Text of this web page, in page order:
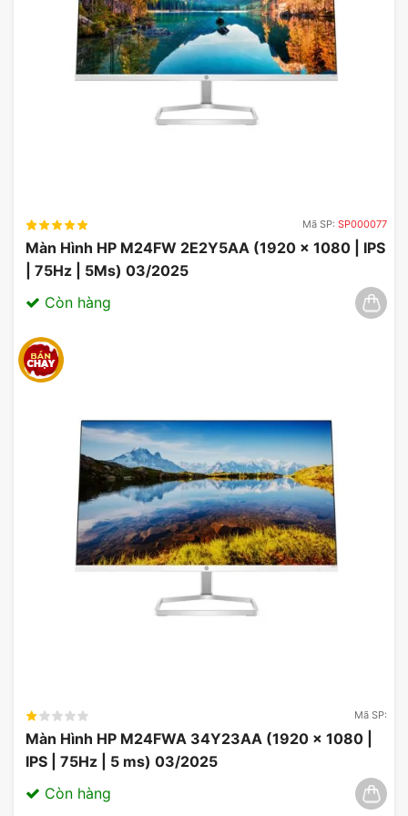
Tần số quét 100Hz & thời gian đáp ứng
thiểu hiện tượng nhòe hình và giật lag khi xem
video hoặc chơi game động.
Mã SP: SP000077
Màn Hình HP M24FW 2E2Y5AA (1920 x 1080 | IPS
| 75Hz | 5Ms) 03/2025
Còn hàng
Mã SP:
Màn Hình HP M24FWA 34Y23AA (1920 x 1080 |
IPS | 75Hz | 5 ms) 03/2025
Còn hàng